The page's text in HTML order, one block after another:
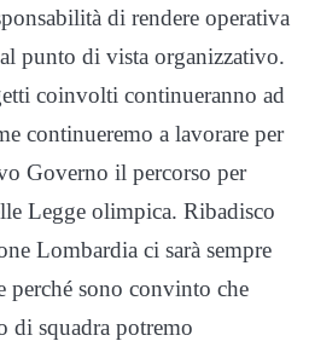
di rendere operativa
punto di vista organizzativo.
coinvolti continueranno ad
continueremo a lavorare per
Governo il percorso per
Legge olimpica. Ribadisco
Lombardia ci sarà sempre
perché sono convinto che
di squadra potremo